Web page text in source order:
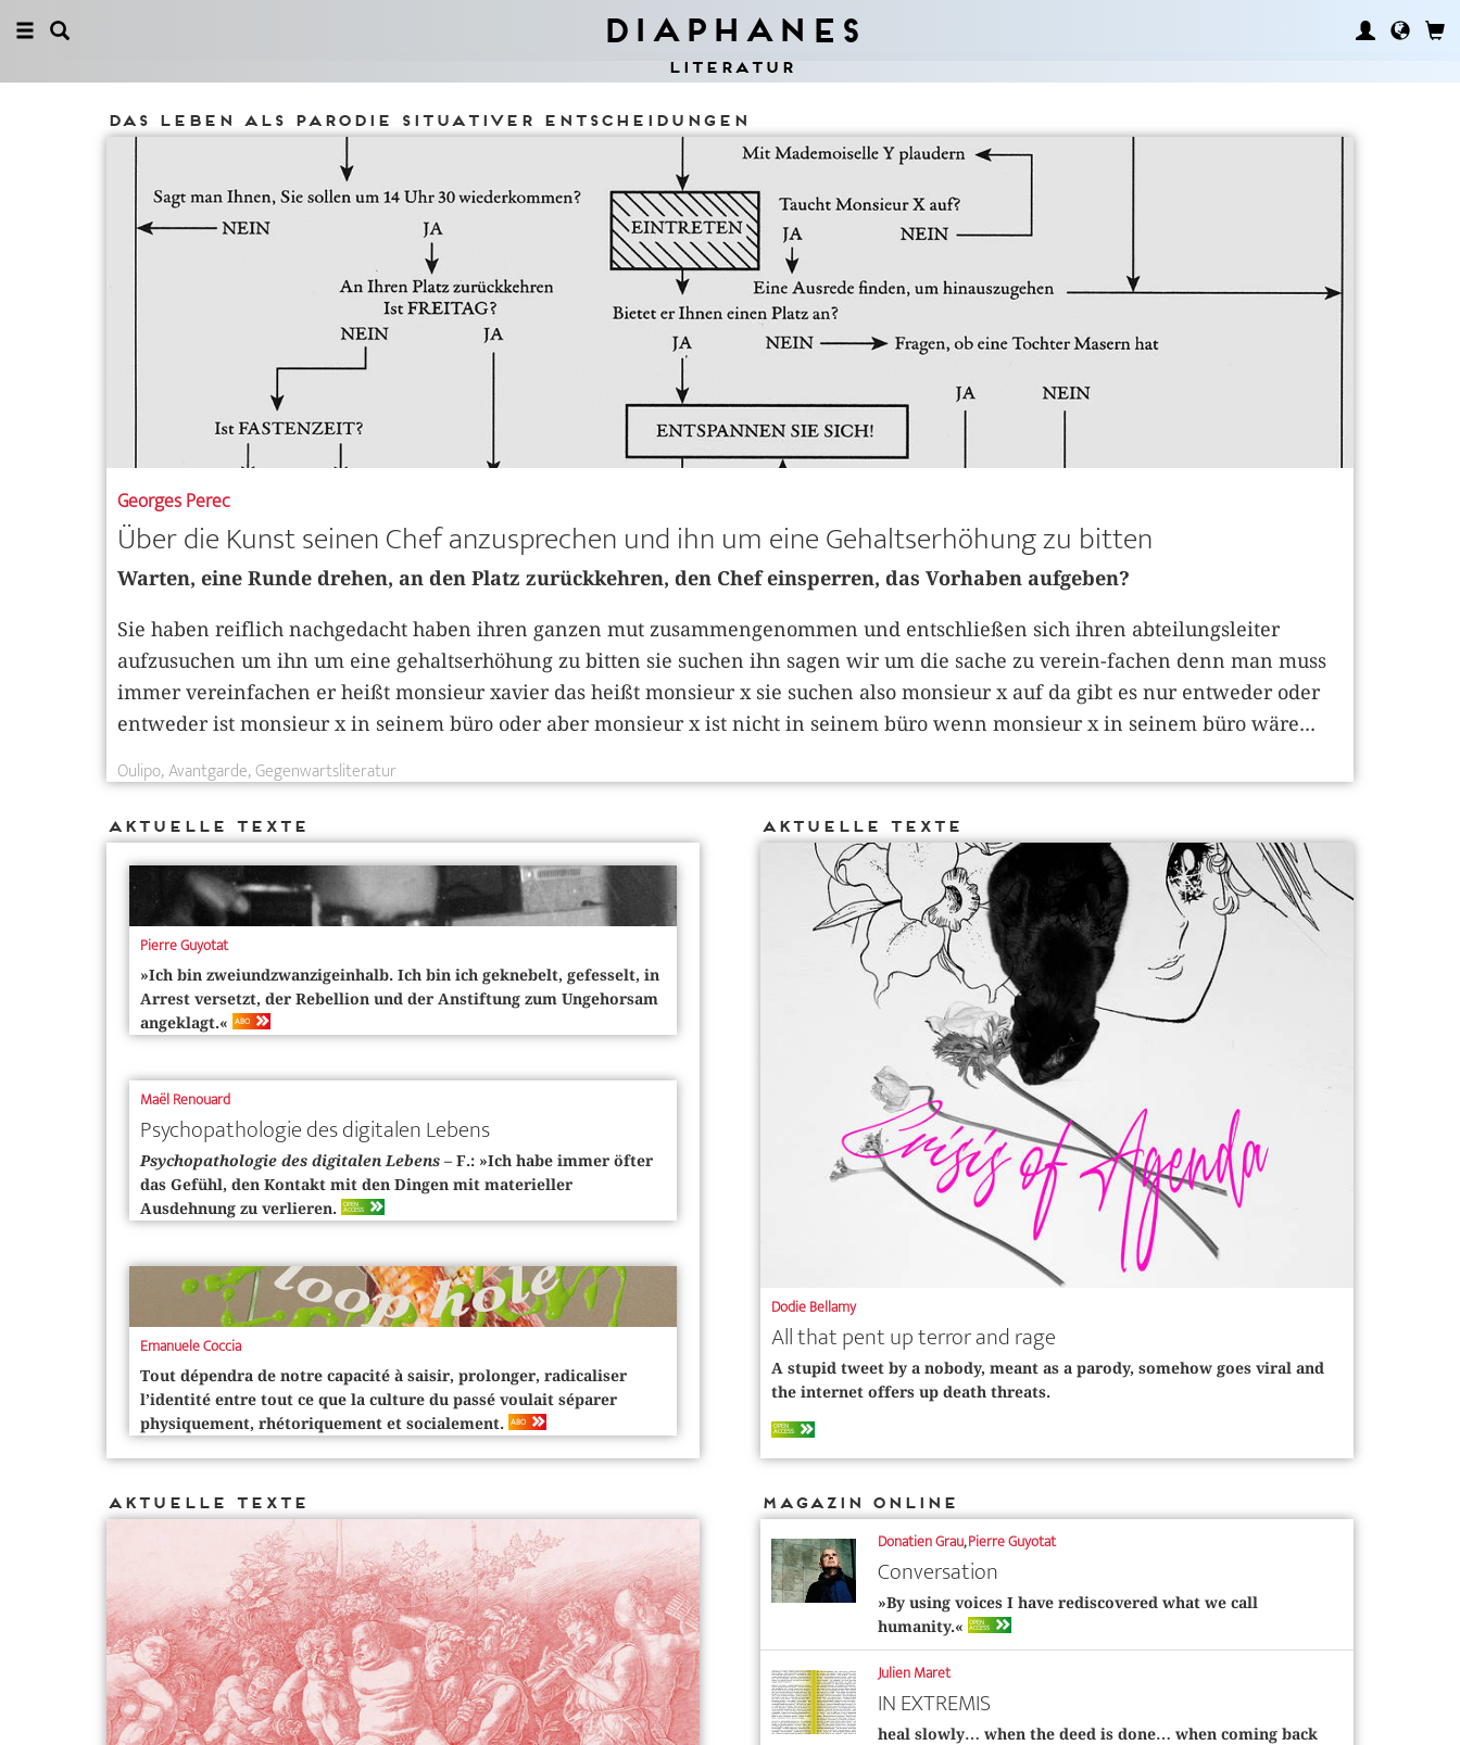
Diaphanes
Literatur
Das Leben als Parodie situativer Entscheidungen
Georges Perec
Über die Kunst seinen Chef anzusprechen und ihn um eine Gehaltserhöhung zu bitten
Warten, eine Runde drehen, an den Platz zurückkehren, den Chef einsperren, das Vorhaben aufgeben?
Sie haben reiflich nachgedacht haben ihren ganzen mut zusammengenommen und entschließen sich ihren abteilungsleiter
aufzusuchen um ihn um eine gehaltserhöhung zu bitten sie suchen ihn sagen wir um die sache zu verein-fachen denn man muss
immer vereinfachen er heißt monsieur xavier das heißt monsieur x sie suchen also monsieur x auf da gibt es nur entweder oder
entweder ist monsieur x in seinem büro oder aber monsieur x ist nicht in seinem büro wenn monsieur x in seinem büro wäre...
Oulipo Avantgarde Gegenwartsliteratur
Aktuelle Texte
Pierre Guyotat
»Ich bin zweiundzwanzigeinhalb. Ich bin ich geknebelt, gefesselt, in
Arrest versetzt, der Rebellion und der Anstiftung zum Ungehorsam
angeklagt.« ABO
Maël Renouard
Psychopathologie des digitalen Lebens
Psychopathologie des digitalen Lebens – F.: »Ich habe immer öfter
das Gefühl, den Kontakt mit den Dingen mit materieller
Ausdehnung zu verlieren. OPEN
ACCESS
Emanuele Coccia
Tout dépendra de notre capacité à saisir, prolonger, radicaliser
l’identité entre tout ce que la culture du passé voulait séparer
physiquement, rhétoriquement et socialement. ABO
Aktuelle Texte
Dodie Bellamy
All that pent up terror and rage
A stupid tweet by a nobody, meant as a parody, somehow goes viral and
the internet offers up death threats.
OPEN
ACCESS
Aktuelle Texte Magazin Online
Donatien Grau,Pierre Guyotat
Conversation
»By using voices I have rediscovered what we call
humanity.«
OPEN
ACCESS
Julien Maret
IN EXTREMIS
heal slowly… when the deed is done… when coming back